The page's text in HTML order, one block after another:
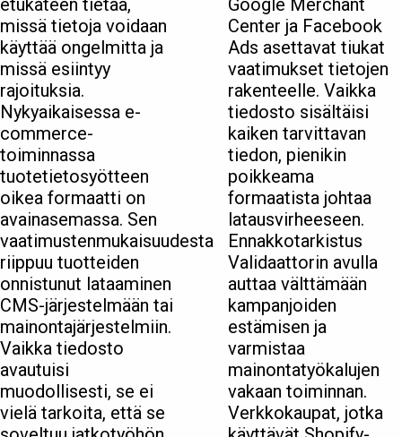
etukäteen tietää,
missä tietoja voidaan
käyttää ongelmitta ja
missä esiintyy
rajoituksia.
Nykyaikaisessa e-
commerce-
toiminnassa
tuotetietosyötteen
oikea formaatti on
avainasemassa. Sen
vaatimustenmukaisuudesta
riippuu tuotteiden
onnistunut lataaminen
CMS-järjestelmään tai
mainontajärjestelmiin.
Vaikka tiedosto
avautuisi
muodollisesti, se ei
vielä tarkoita, että se
Google Merchant
Center ja Facebook
Ads asettavat tiukat
vaatimukset tietojen
rakenteelle. Vaikka
tiedosto sisältäisi
kaiken tarvittavan
tiedon, pienikin
poikkeama
formaatista johtaa
latausvirheeseen.
Ennakkotarkistus
Validaattorin avulla
auttaa välttämään
kampanjoiden
estämisen ja
varmistaa
mainontatyökalujen
vakaan toiminnan.
Verkkokaupat, jotka